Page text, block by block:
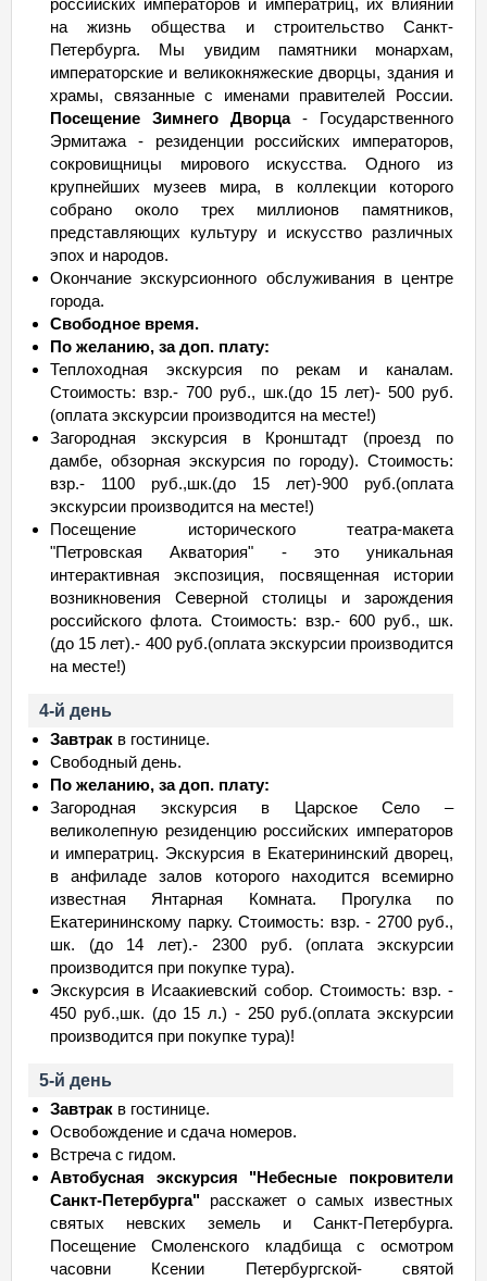
российских императоров и императриц, их влиянии
на жизнь общества и строительство Санкт-
Петербурга. Мы увидим памятники монархам,
императорские и великокняжеские дворцы, здания и
храмы, связанные с именами правителей России.
Посещение Зимнего Дворца- Государственного
Эрмитажа - резиденции российских императоров,
сокровищницы мирового искусства. Одного из
крупнейших музеев мира, в коллекции которого
собрано около трех миллионов памятников,
представляющих культуру и искусство различных
эпох и народов.
Окончание экскурсионного обслуживания в центре
города.
Свободное время.
По желанию, за доп. плату:
Теплоходная экскурсия по рекам и каналам.
Стоимость: взр.- 700 руб., шк.(до 15 лет)- 500 руб.
(оплата экскурсии производится на месте!)
Загородная экскурсия в Кронштадт (проезд по
дамбе, обзорная экскурсия по городу). Стоимость:
взр.- 1100 руб.,шк.(до 15 лет)-900 руб.(оплата
экскурсии производится на месте!)
Посещение исторического театра-макета
"Петровская Акватория" - это уникальная
интерактивная экспозиция, посвященная истории
возникновения Северной столицы и зарождения
российского флота. Стоимость: взр.- 600 руб., шк.
(до 15 лет).- 400 руб.(оплата экскурсии производится
на месте!)
4-й день
Завтрак в гостинице.
Свободный день.
По желанию, за доп. плату:
Загородная экскурсия в Царское Село –
великолепную резиденцию российских императоров
и императриц. Экскурсия в Екатерининский дворец,
в анфиладе залов которого находится всемирно
известная Янтарная Комната. Прогулка по
Екатерининскому парку. Стоимость: взр. - 2700 руб.,
шк. (до 14 лет).- 2300 руб. (оплата экскурсии
производится при покупке тура).
Экскурсия в Исаакиевский собор. Стоимость: взр. -
450 руб.,шк. (до 15 л.) - 250 руб.(оплата экскурсии
производится при покупке тура)!
5-й день
Завтрак в гостинице.
Освобождение и сдача номеров.
Встреча с гидом.
Автобусная экскурсия "Небесные покровители
Санкт-Петербурга" расскажет о самых известных
святых невских земель и Санкт-Петербурга.
Посещение Смоленского кладбища с осмотром
часовни Ксении Петербургской- святой